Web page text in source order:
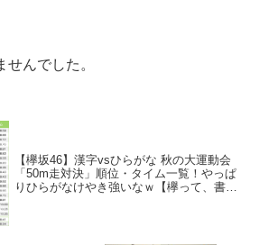
んでした。
【欅坂46】漢字vsひらがな 秋の大運動会
「50m走対決」順位・タイム一覧！やっぱ
りひらがなけやき強いなｗ【欅って、書け